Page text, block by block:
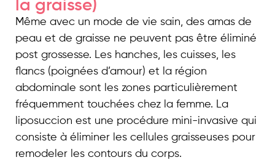
la graisse)
Même avec un mode de vie sain, des amas de
peau et de graisse ne peuvent pas être éliminé
post grossesse. Les hanches, les cuisses, les
flancs (poignées d’amour) et la région
abdominale sont les zones particulièrement
fréquemment touchées chez la femme. La
liposuccion est une procédure mini-invasive qui
consiste à éliminer les cellules graisseuses pour
remodeler les contours du corps.